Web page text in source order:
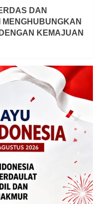
DAN
KEMAJUAN